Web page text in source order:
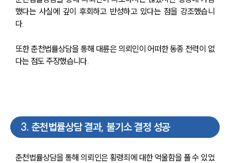
했다는 사실에 깊이 후회하고 반성하고 있다는 점을 강조했습니
다.
또한 춘천법률상담을 통해 대륜은 의뢰인이 어떠한 동종 전력이 없
다는 점도 주장했습니다.
3. 춘천법률상담 결과, 불기소 결정 성공
춘천법률상담을 통해 의뢰인은 횡령죄에 대한 억울함을 풀 수 있었